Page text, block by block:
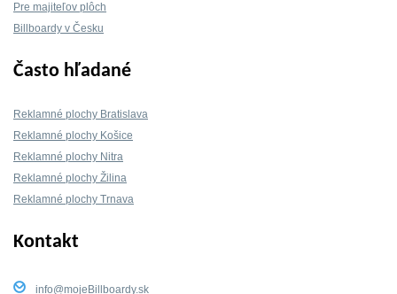
Pre majiteľov plôch
Billboardy v Česku
Často hľadané
Reklamné plochy Bratislava
Reklamné plochy Košice
Reklamné plochy Nitra
Reklamné plochy Žilina
Reklamné plochy Trnava
Kontakt
info@mojeBillboardy.sk